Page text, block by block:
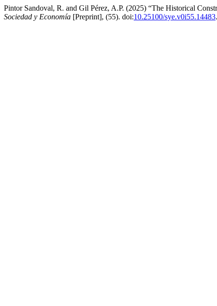
Pintor Sandoval, R. and Gil Pérez, A.P. (2025) “The Historical
Sociedad y Economía [Preprint], (55). doi:10.25100/sye.v0i55.14483.